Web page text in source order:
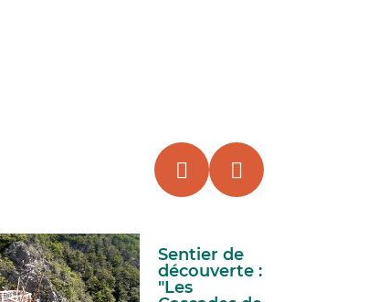
Sentier de
découverte :
"Les